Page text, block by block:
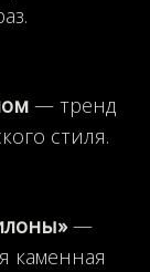
— тренд
стиля.
—
каменная